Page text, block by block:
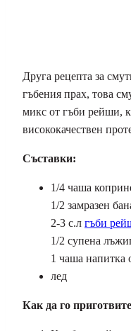
Друга рецепта за
гъбения прах, това
микс от гъби рейши,
висококачествен
Съставки:
1/4 чаша
1/2 замразен
2-3 с.л гъби
1/2 супена
1 чаша напитка
лед
Как да го